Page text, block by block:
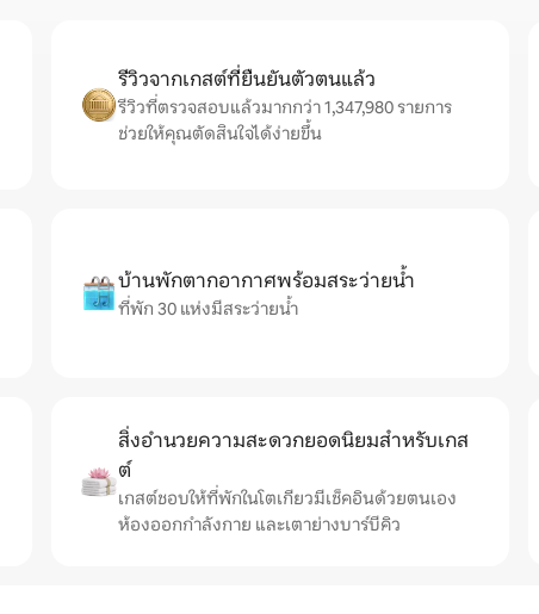
รีวิวจากเกสต์ที่ยืนยันตัวตนแล้ว
รีวิวที่ตรวจสอบแล้วมากกว่า 1,347,980 รายการ
ช่วยให้คุณตัดสินใจได้ง่ายขึ้น
บ้านพักตากอากาศพร้อมสระว่ายน้ำ
ที่พัก 30 แห่งมีสระว่ายน้ำ
สิ่งอำนวยความสะดวกยอดนิยมสำหรับเกส
ต์
เกสต์ชอบให้ที่พักในโตเกียวมีเช็คอินด้วยตนเอง
ห้องออกกำลังกาย และเตาย่างบาร์บีคิว